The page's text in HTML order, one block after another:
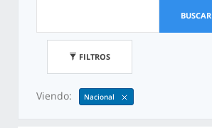
BUSCAR
FILTROS
Viendo: Nacional